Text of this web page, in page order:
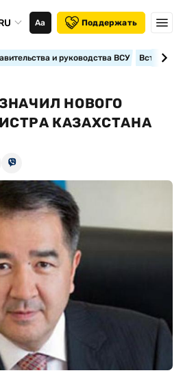
Аа Поддержать
и руководства ВСУ
НОВОГО
КАЗАХСТАНА